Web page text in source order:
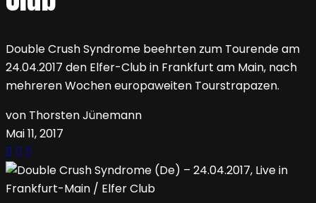
Double Crush Syndrome beehrten zum Tourende am
24.04.2017 den Elfer-Club in Frankfurt am Main, nach
mehreren Wochen europaweiten Tourstrapazen.
von Thorsten Jünemann
Mai 11, 2017